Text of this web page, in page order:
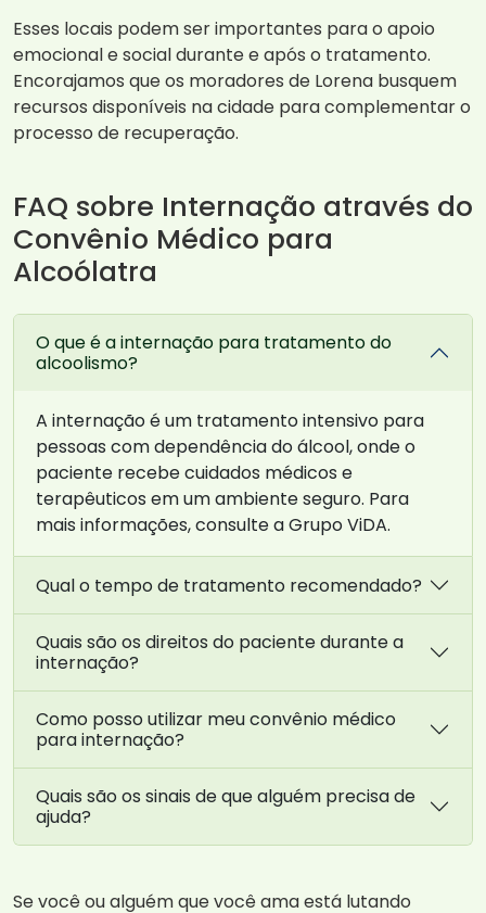
Esses locais podem ser importantes para o apoio
emocional e social durante e após o tratamento.
Encorajamos que os moradores de Lorena busquem
recursos disponíveis na cidade para complementar o
processo de recuperação.
FAQ sobre Internação através do
Convênio Médico para
Alcoólatra
O que é a internação para tratamento do
alcoolismo?
A internação é um tratamento intensivo para
pessoas com dependência do álcool, onde o
paciente recebe cuidados médicos e
terapêuticos em um ambiente seguro. Para
mais informações, consulte a Grupo ViDA.
Qual o tempo de tratamento recomendado?
Quais são os direitos do paciente durante a
internação?
Como posso utilizar meu convênio médico
para internação?
Quais são os sinais de que alguém precisa de
ajuda?
Se você ou alguém que você ama está lutando